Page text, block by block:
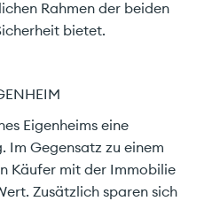
Rahmen der beiden
bietet.
Eigenheims eine
Im Gegensatz zu einem
Käufer mit der Immobilie
Zusätzlich sparen sich